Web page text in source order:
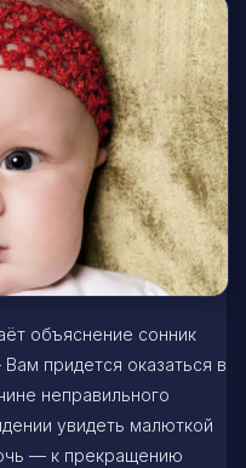
объяснение сонник
придется оказаться в
неправильного
увидеть малюткой
— к прекращению